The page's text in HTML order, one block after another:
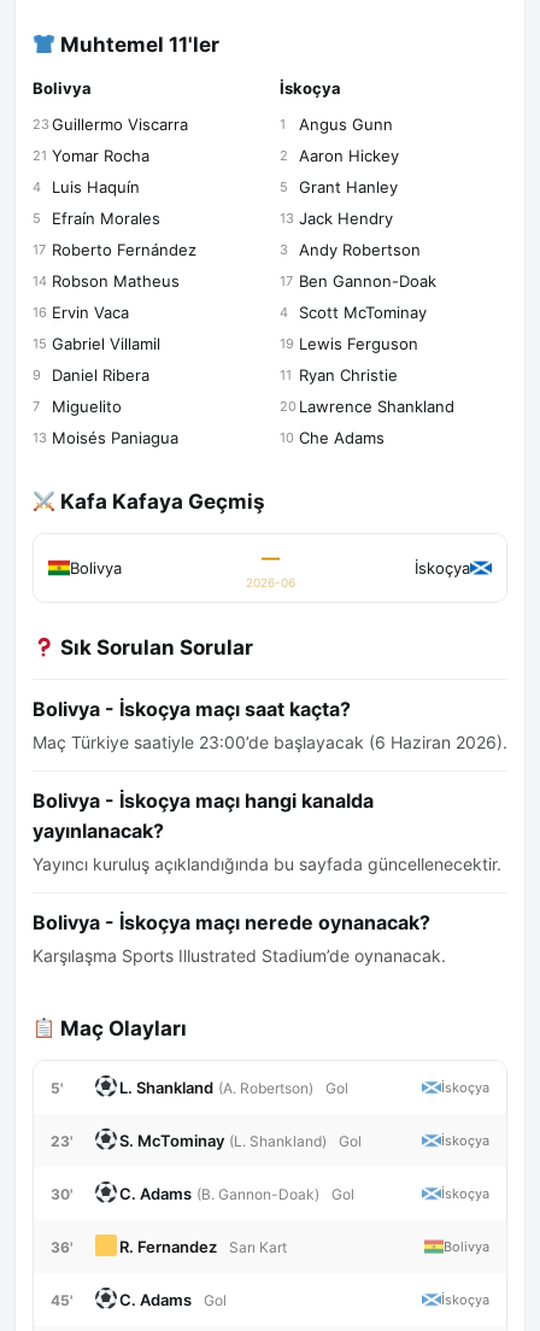
Muhtemel 11'ler
Bolivya
23 Guillermo Viscarra
21 Yomar Rocha
4 Luis Haquín
5 Efraín Morales
17 Roberto Fernández
14 Robson Matheus
16 Ervin Vaca
15 Gabriel Villamil
9 Daniel Ribera
7 Miguelito
13 Moisés Paniagua
İskoçya
1 Angus Gunn
2 Aaron Hickey
5 Grant Hanley
13 Jack Hendry
3 Andy Robertson
17 Ben Gannon-Doak
4 Scott McTominay
19 Lewis Ferguson
11 Ryan Christie
20 Lawrence Shankland
10 Che Adams
Kafa Kafaya Geçmiş
Bolivya —
2026-06
İskoçya
Sık Sorulan Sorular
Bolivya - İskoçya maçı saat kaçta?
Maç Türkiye saatiyle 23:00’de başlayacak (6 Haziran 2026).
Bolivya - İskoçya maçı hangi kanalda
yayınlanacak?
Yayıncı kuruluş açıklandığında bu sayfada güncellenecektir.
Bolivya - İskoçya maçı nerede oynanacak?
Karşılaşma Sports Illustrated Stadium’de oynanacak.
Maç Olayları
5' L. Shankland (A. Robertson) Gol İskoçya
23' S. McTominay (L. Shankland) Gol İskoçya
30' C. Adams (B. Gannon-Doak) Gol İskoçya
36' R. Fernandez Sarı Kart Bolivya
45' C. Adams Gol İskoçya